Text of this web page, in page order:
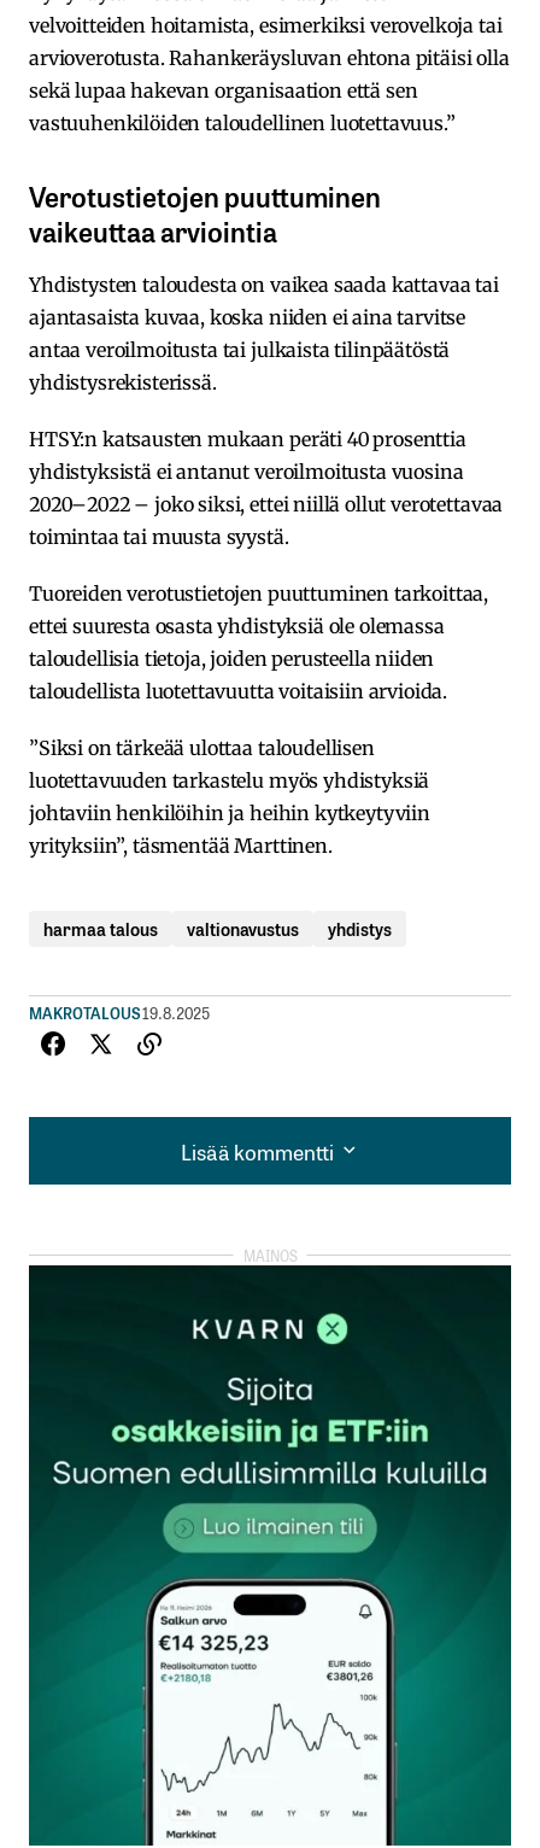
velvoitteiden hoitamista, esimerkiksi verovelkoja tai
arvioverotusta. Rahankeräysluvan ehtona pitäisi olla
sekä lupaa hakevan organisaation että sen
vastuuhenkilöiden taloudellinen luotettavuus.”
Verotustietojen puuttuminen
vaikeuttaa arviointia
Yhdistysten taloudesta on vaikea saada kattavaa tai
ajantasaista kuvaa, koska niiden ei aina tarvitse
antaa veroilmoitusta tai julkaista tilinpäätöstä
yhdistysrekisterissä.
HTSY:n katsausten mukaan peräti 40 prosenttia
yhdistyksistä ei antanut veroilmoitusta vuosina
2020–2022 – joko siksi, ettei niillä ollut verotettavaa
toimintaa tai muusta syystä.
Tuoreiden verotustietojen puuttuminen tarkoittaa,
ettei suuresta osasta yhdistyksiä ole olemassa
taloudellisia tietoja, joiden perusteella niiden
taloudellista luotettavuutta voitaisiin arvioida.
”Siksi on tärkeää ulottaa taloudellisen
luotettavuuden tarkastelu myös yhdistyksiä
johtaviin henkilöihin ja heihin kytkeytyviin
yrityksiin”, täsmentää Marttinen.
harmaa talous valtionavustus yhdistys
MAKROTALOUS19.8.2025
Lisää kommentti
Lisää kommentti
kirjautua
rekisteröityä
Sähköpostiosoitettasi ei julkaista.Pakolliset
kentät on merkitty*
Kommentti*
Nimesi tai nimimerkkisi
Sähköpostiosoitteesi